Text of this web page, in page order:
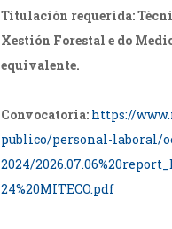
Titulación requerida:
Xestión Forestal e do
equivalente.
Convocatoria: https://
publico/personal-laboral/
2024/
24%20MITECO.pdf